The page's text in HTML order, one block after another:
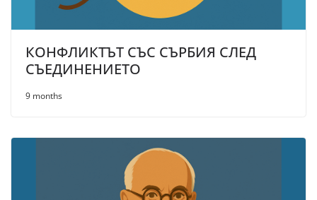
КОНФЛИКТЪТ СЪС СЪРБИЯ СЛЕД
СЪЕДИНЕНИЕТО
9 months